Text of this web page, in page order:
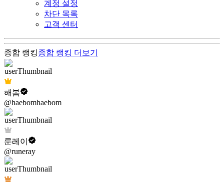
계정 설정
차단 목록
고객 센터
종합 랭킹종합 랭킹 더보기
해봄
@haebomhaebom
룬레이
@runeray